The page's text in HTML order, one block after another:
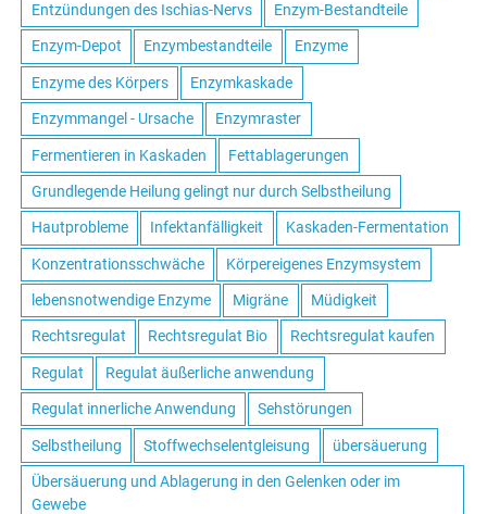
Entzündungen des Ischias-Nervs Enzym-Bestandteile
Enzym-Depot Enzymbestandteile Enzyme
Enzyme des Körpers Enzymkaskade
Enzymmangel - Ursache Enzymraster
Fermentieren in Kaskaden Fettablagerungen
Grundlegende Heilung gelingt nur durch Selbstheilung
Hautprobleme Infektanfälligkeit Kaskaden-Fermentation
Konzentrationsschwäche Körpereigenes Enzymsystem
lebensnotwendige Enzyme Migräne Müdigkeit
Rechtsregulat Rechtsregulat Bio Rechtsregulat kaufen
Regulat Regulat äußerliche anwendung
Regulat innerliche Anwendung Sehstörungen
Selbstheilung Stoffwechselentgleisung übersäuerung
Übersäuerung und Ablagerung in den Gelenken oder im
Gewebe